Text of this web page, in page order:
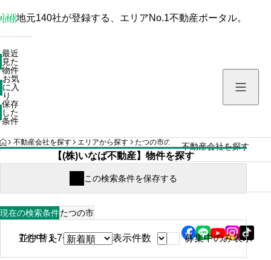
保存した条件
不動産会社を探す
地元140社が登録する、エリアNo.1不動産ポータル。
最近
見た
物件
お気
に入
り
保存
した
条件
HOME
不動産会社を探す エリアから探す たつの市の不動産会社の検索結果
【(株)いなば不動産】物件を探す
現在の検索条件たつの市
7件中 1-7件表示
並び替え 表示件数 募集中のみ表示